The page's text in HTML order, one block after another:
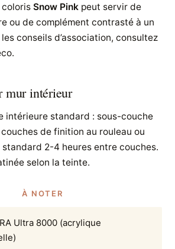
colorisSnow Pink peut servir de
ou de complément contrasté à un
conseils d’association, consultez
mur intérieur
intérieure standard : sous-couche
couches de finition au rouleau ou
standard 2-4 heures entre couches.
selon la teinte.
À NOTER
Ultra 8000 (acrylique